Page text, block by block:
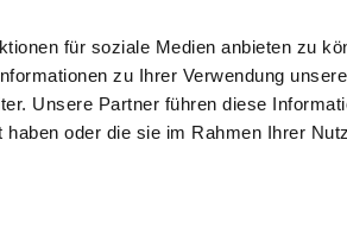
für soziale Medien anbieten zu
zu Ihrer Verwendung
Unsere Partner führen diese
oder die sie im Rahmen Ihrer